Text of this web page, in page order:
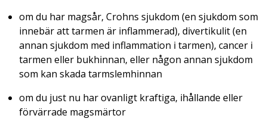
om du har magsår, Crohns sjukdom (en sjukdom som
innebär att tarmen är inflammerad), divertikulit (en
annan sjukdom med inflammation i tarmen), cancer i
tarmen eller bukhinnan, eller någon annan sjukdom
som kan skada tarmslemhinnan
om du just nu har ovanligt kraftiga, ihållande eller
förvärrade magsmärtor